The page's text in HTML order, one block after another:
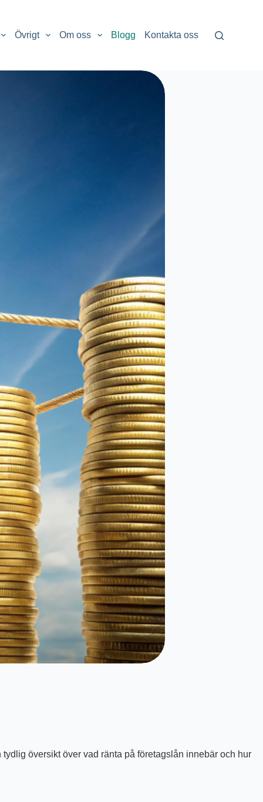
Övrigt Om oss Blogg Kontakta oss
översikt över vad ränta på företagslån innebär och hur